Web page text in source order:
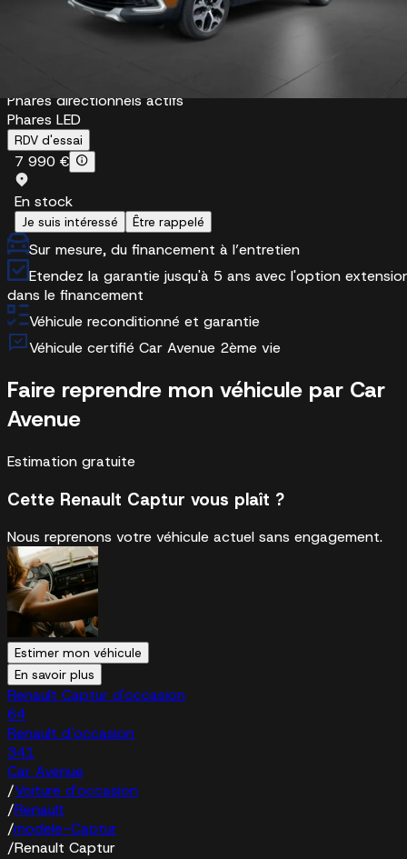
Allumage automatique des phares
Phares directionnels actifs
Phares LED
RDV d'essai
7 990 €
En stock
Je suis intéressé Être rappelé
Sur mesure, du financement à l’entretien
Etendez la garantie jusqu'à 5 ans avec l'option
dans le financement
Véhicule reconditionné et garantie
Véhicule certifié Car Avenue 2ème vie
Faire reprendre mon véhicule par Car
Avenue
Estimation gratuite
Cette Renault Captur vous plaît ?
Nous reprenons votre véhicule actuel sans engagement.
Estimer mon véhicule
En savoir plus
Renault Captur d'occasion
64
Renault d'occasion
341
Car Avenue
/Voiture d'occasion
/Renault
/modele-Captur
/Renault Captur